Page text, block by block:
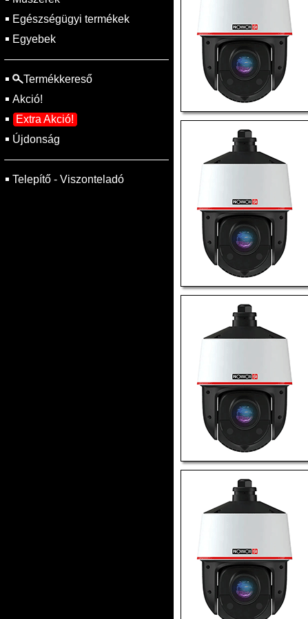
Egészségügyi termékek
Egyebek
Termékkereső
Akció!
Extra Akció!
Újdonság
Telepítő - Viszonteladó